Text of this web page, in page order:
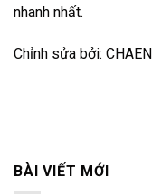
nhanh nhất.
Chỉnh sửa bởi:
BÀI VIẾT MỚI